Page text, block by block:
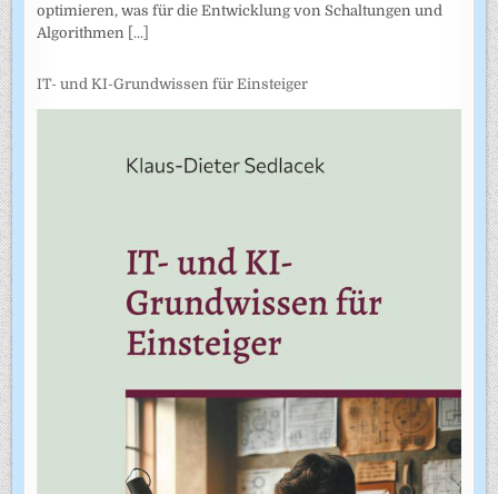
optimieren, was für die Entwicklung von Schaltungen und
Algorithmen [...]
IT- und KI-Grundwissen für Einsteiger